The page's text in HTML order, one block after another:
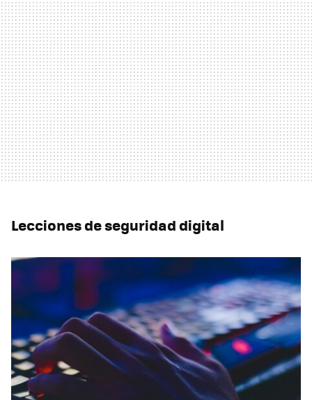
Lecciones de seguridad digital